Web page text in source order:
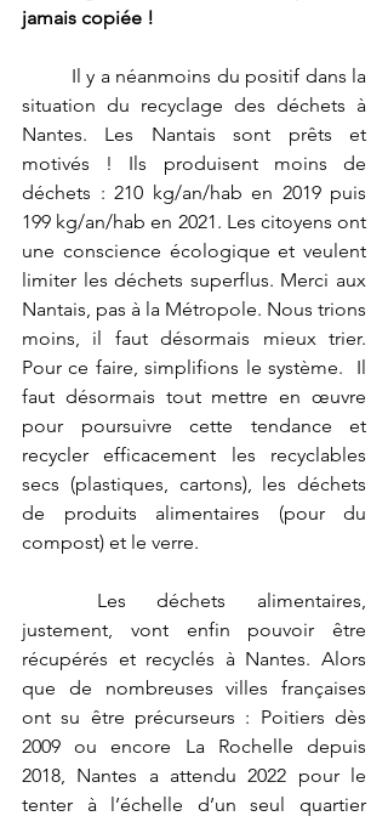
jamais copiée !
situation du recyclage des déchets à
Nantes. Les Nantais sont prêts et
motivés ! Ils produisent moins de
déchets : 210 kg/an/hab en 2019 puis
199 kg/an/hab en 2021. Les citoyens ont
une conscience écologique et veulent
limiter les déchets superflus. Merci aux
Nantais, pas à la Métropole. Nous trions
moins, il faut désormais mieux trier.
Pour ce faire, simplifions le système.  Il
faut désormais tout mettre en œuvre
pour poursuivre cette tendance et
recycler efficacement les recyclables
secs (plastiques, cartons), les déchets
de produits alimentaires (pour du
compost) et le verre.
justement, vont enfin pouvoir être
récupérés et recyclés à Nantes. Alors
que de nombreuses villes françaises
ont su être précurseurs : Poitiers dès
2009 ou encore La Rochelle depuis
2018, Nantes a attendu 2022 pour le
tenter à l’échelle d’un seul quartier